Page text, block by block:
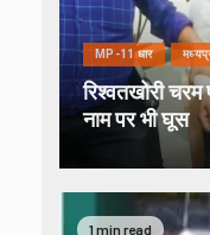
MP-11 धार
रिश्वतखोरी
नाम पर भी घूस
1 min read